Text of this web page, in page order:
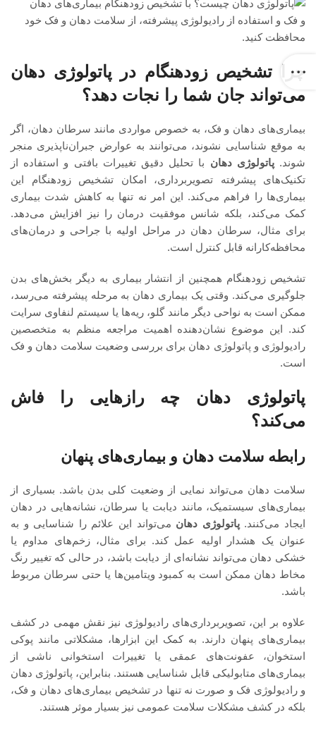
چرا تشخیص زودهنگام در پاتولوژی دهان
می‌تواند جان شما را نجات دهد؟
بیماری‌های دهان و فک، به خصوص مواردی مانند سرطان دهان، اگر
به موقع شناسایی نشوند، می‌توانند به عوارض جبران‌ناپذیری منجر
شوند.پاتولوژی دهان با تحلیل دقیق تغییرات بافتی و استفاده از
تکنیک‌های پیشرفته تصویربرداری، امکان تشخیص زودهنگام این
بیماری‌ها را فراهم می‌کند. این امر نه تنها به کاهش شدت بیماری
کمک می‌کند، بلکه شانس موفقیت درمان را نیز افزایش می‌دهد.
برای مثال، سرطان دهان در مراحل اولیه با جراحی و درمان‌های
محافظه‌کارانه قابل کنترل است.
تشخیص زودهنگام همچنین از انتشار بیماری به دیگر بخش‌های بدن
جلوگیری می‌کند. وقتی یک بیماری دهان به مرحله پیشرفته می‌رسد،
ممکن است به نواحی دیگر مانند گلو، ریه‌ها یا سیستم لنفاوی سرایت
کند. این موضوع نشان‌دهنده اهمیت مراجعه منظم به متخصصین
رادیولوژی و پاتولوژی دهان برای بررسی وضعیت سلامت دهان و فک
است.
پاتولوژی دهان چه رازهایی را فاش
می‌کند؟
رابطه سلامت دهان و بیماری‌های پنهان
سلامت دهان می‌تواند نمایی از وضعیت کلی بدن باشد. بسیاری از
بیماری‌های سیستمیک، مانند دیابت یا سرطان، نشانه‌هایی در دهان
ایجاد می‌کنند.پاتولوژی دهان می‌تواند این علائم را شناسایی و به
عنوان یک هشدار اولیه عمل کند. برای مثال، زخم‌های مداوم یا
خشکی دهان می‌تواند نشانه‌ای از دیابت باشد، در حالی که تغییر رنگ
مخاط دهان ممکن است به کمبود ویتامین‌ها یا حتی سرطان مربوط
باشد.
علاوه بر این، تصویربرداری‌های رادیولوژی نیز نقش مهمی در کشف
بیماری‌های پنهان دارند. به کمک این ابزارها، مشکلاتی مانند پوکی
استخوان، عفونت‌های عمقی یا تغییرات استخوانی ناشی از
بیماری‌های متابولیکی قابل شناسایی هستند. بنابراین، پاتولوژی دهان
و رادیولوژی فک و صورت نه تنها در تشخیص بیماری‌های دهان و فک،
بلکه در کشف مشکلات سلامت عمومی نیز بسیار موثر هستند.